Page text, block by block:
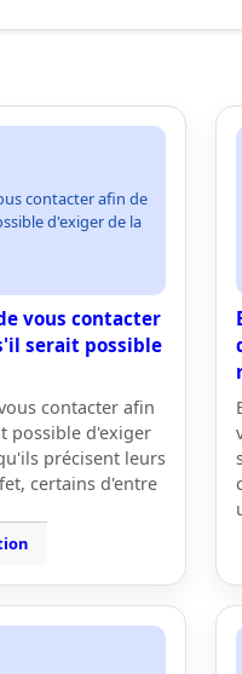
contacter afin de
d'exiger de la
vous contacter
serait possible
contacter afin
possible d'exiger
précisent leurs
certains d'entre